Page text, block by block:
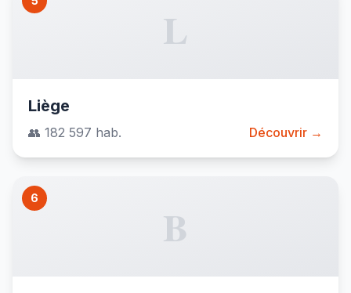
L
Liège
👥 182 597 hab. Découvrir →
6
B